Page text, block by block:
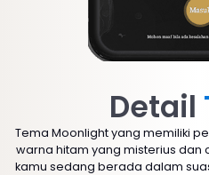
Detail
Tema Moonlight yang memiliki
warna hitam yang misterius dan
kamu sedang berada dalam